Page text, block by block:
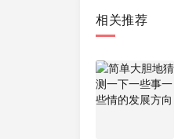
相关推荐